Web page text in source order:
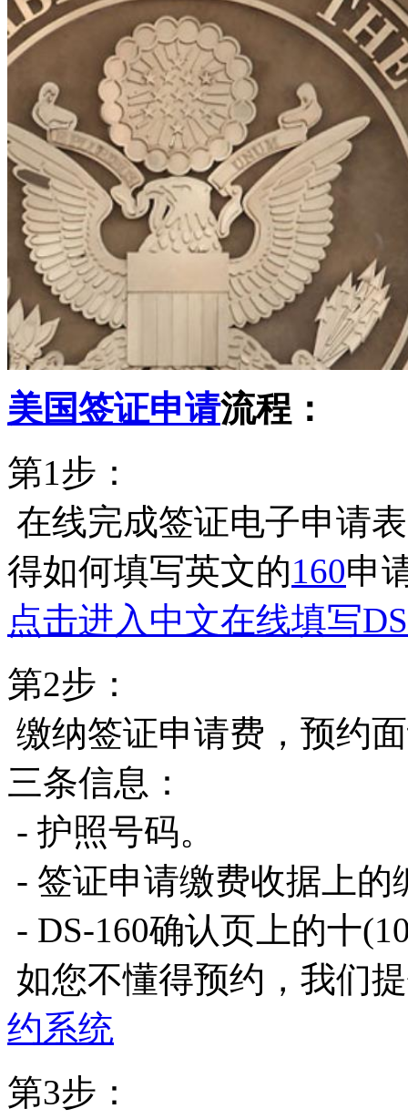
美国签证申请流程：
第1步：
在线完成签证电子申请
得如何填写英文的160申
点击进入中文在线填写
第2步：
缴纳签证申请费，预约
三条信息：
- 护照号码。
- 签证申请缴费收据上的
- DS-160确认页上的十
如您不懂得预约，我们
约系统
第3步：